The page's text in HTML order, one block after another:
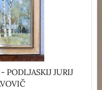
PODLJASKIJ JURIJ